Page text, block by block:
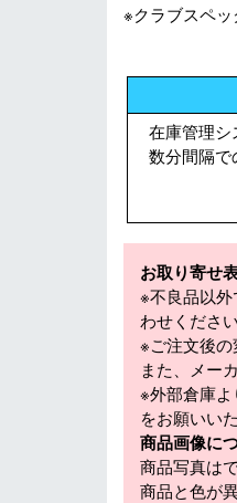
※クラブスペッ
在庫管理シ
数分間隔で
お取り寄せ
※不良品以
わせください
※ご注文後の
また、メー
※外部倉庫
をお願いい
商品画像に
商品写真は
商品と色が